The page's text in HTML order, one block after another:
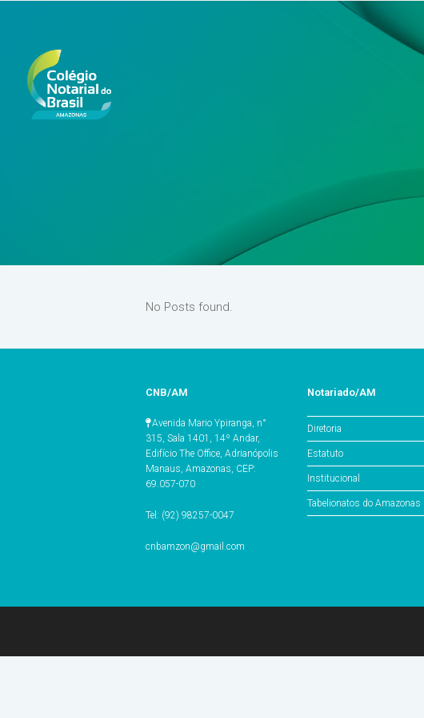
No Posts found.
CNB/AM
Avenida Mario Ypiranga, n°
315, Sala 1401, 14º Andar,
Edifício The Office, Adrianópolis
Manaus, Amazonas, CEP:
69.057-070
Tel: (92) 98257-0047
cnbamzon@gmail.com
Notariado/AM
Diretoria
Estatuto
Institucional
Tabelionatos do Amazonas